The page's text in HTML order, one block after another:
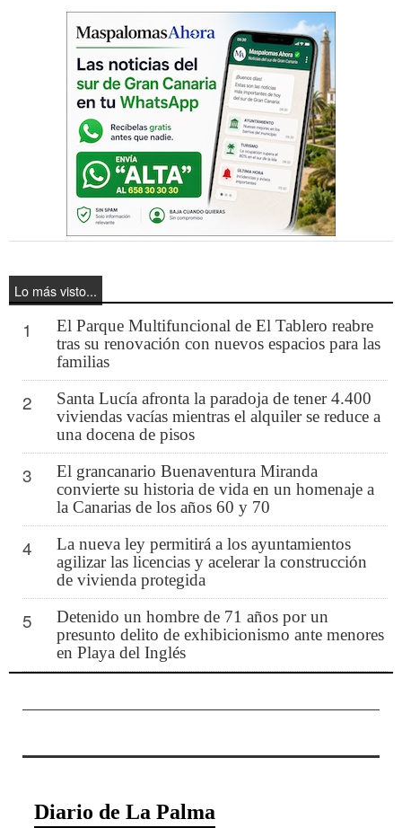
Lo más visto...
1
El Parque Multifuncional de El Tablero reabre
tras su renovación con nuevos espacios para las
familias
2
Santa Lucía afronta la paradoja de tener 4.400
viviendas vacías mientras el alquiler se reduce a
una docena de pisos
3
El grancanario Buenaventura Miranda
convierte su historia de vida en un homenaje a
la Canarias de los años 60 y 70
4
La nueva ley permitirá a los ayuntamientos
agilizar las licencias y acelerar la construcción
de vivienda protegida
5
Detenido un hombre de 71 años por un
presunto delito de exhibicionismo ante menores
en Playa del Inglés
Diario de La Palma